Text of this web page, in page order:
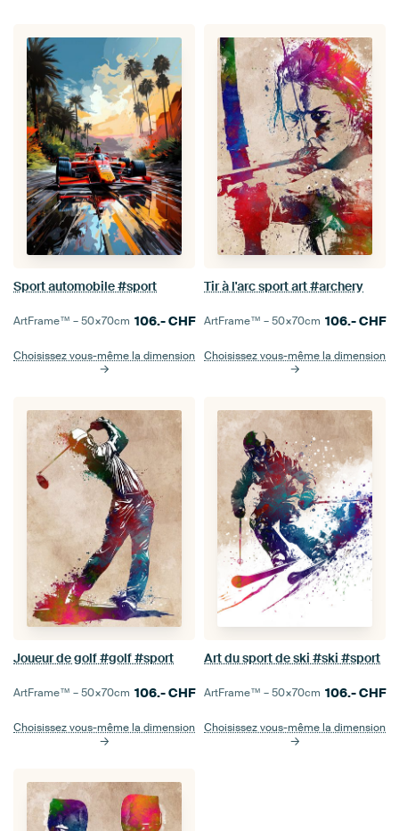
Sport automobile #sport
ArtFrame™ –50×70cm 106.-CHF
Choisissez vous-même la dimension
Tir à l'arc sport art #archery
ArtFrame™ –50×70cm 106.-CHF
Choisissez vous-même la dimension
Joueur de golf #golf #sport
ArtFrame™ –50×70cm 106.-CHF
Choisissez vous-même la dimension
Art du sport de ski #ski #sport
ArtFrame™ –50×70cm 106.-CHF
Choisissez vous-même la dimension